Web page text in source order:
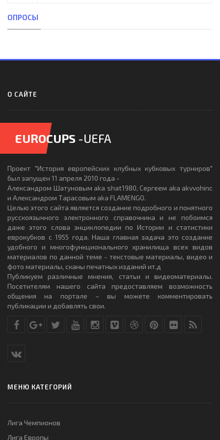
ОПРОСЫ
О САЙТЕ
EUROCUPS -UEFA
Проект "История европейских клубных кубковых турниров"
был запущен 11 апреля 2010 года -
Александром Шатуновым aka shat1980, Сергеем aka akvvohinc
и Александром Тарасовым aka FLAMENGO.
Целью этого сайта является создание подробного и понятного
русскоязычного электронного справочника и не побоимся
даже этого слова энциклопедии по Истории и статистики
еврокубков с 1955 года. Наша главная задача это создание
удобного и многофункционального хранилища всех видов
материалов по данной теме - текстовые материалы, видео и
фото материалы, сканы печатных изданий ит.д
Публикуем различные мнения, статьи и видеоматериалы.
Посетителям нашего сайта предоставляем возможность
общения на портале – вы можете комментировать
публикации и добавлять свои.
МЕНЮ КАТЕГОРИЙ
Лига Чемпионов
Лига Европы